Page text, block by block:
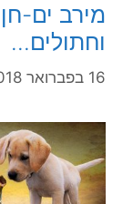
מירב ים-
וחתולים…
16 בפברואר 2018